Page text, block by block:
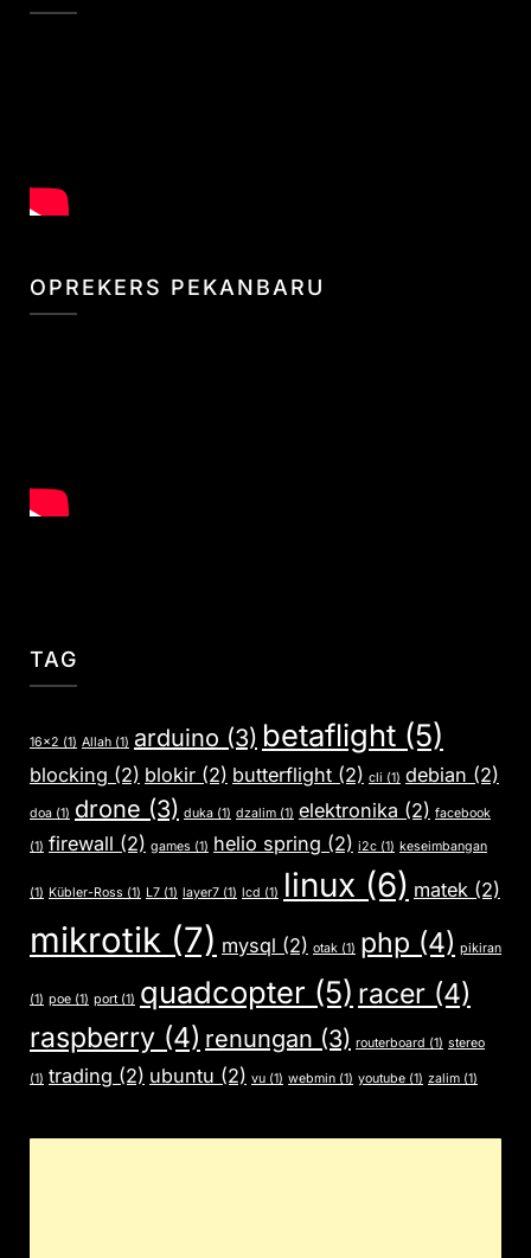
OPREKERS PEKANBARU
TAG
16x2 (1) Allah (1) arduino (3) betaflight (5)
blocking (2) blokir (2) butterflight (2) cli (1) debian (2)
doa (1) drone (3) duka (1) dzalim (1) elektronika (2) facebook
(1) firewall (2) games (1) helio spring (2) i2c (1) keseimbangan
(1) Kübler-Ross (1) L7 (1) layer7 (1) lcd (1) linux (6) matek (2)
mikrotik (7) mysql (2) otak (1) php (4) pikiran
(1) poe (1) port(1) quadcopter (5) racer (4)
raspberry (4) renungan (3) routerboard (1) stereo
(1) trading (2) ubuntu (2) vu (1) webmin (1) youtube (1) zalim (1)